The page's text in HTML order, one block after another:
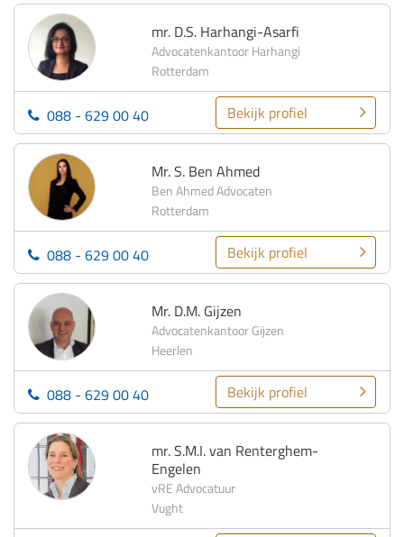
mr. D.S. Harhangi-Asarfi
Advocatenkantoor Harhangi
Rotterdam
088 - 629 00 40 Bekijk profiel
Mr. S. Ben Ahmed
Ben Ahmed Advocaten
Rotterdam
088 - 629 00 40 Bekijk profiel
Mr. D.M. Gijzen
Advocatenkantoor Gijzen
Heerlen
088 - 629 00 40 Bekijk profiel
mr. S.M.I. van Renterghem-
Engelen
vRE Advocatuur
Vught